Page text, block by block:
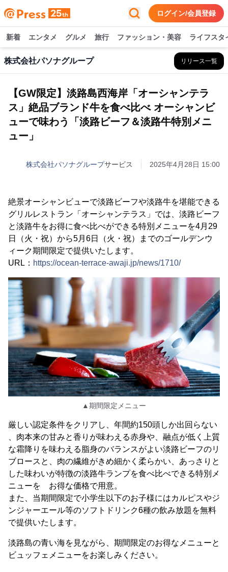
ログイン/会員登録
新着 エンタメ グルメ 旅行 ファッション・美容 ライフスタ
株式会社パソナグループ リリース一覧
【GW限定】淡路島西海岸「オーシャンテラ
ス」絶品ブランド牛を食べ比べ オーシャンビ
ューで味わう「淡路ビーフ＆淡路牛特別メニ
ュー」
株式会社パソナグループサービス 2025年4月28日 15:00
絶景オーシャンビューで淡路ビーフや淡路牛を堪能できる
グリルレストラン「オーシャンテラス」では、淡路ビーフ
と淡路牛をお得に食べ比べができる特別メニューを4月29
日（火・祝）から5月6日（火・祝）までのゴールデンウ
ィーク期間限定で提供いたします。
URL： https://ocean-terrace-awaji.jp/news/1710/
▲期間限定メニュー
厳しい認定条件をクリアし、年間約150頭しか出回らない
、肉本来の甘みと香りが味わえる赤身や、融点が低く上質
な霜降りを味わえる脂身のバランスがよい淡路ビーフのリ
ブロースと、肉の繊維がきめ細かく柔らかい、あっさりと
した味わいが特徴の淡路牛ランプを食べ比べできる特別メ
ニューを お得な価格で用意。
また、当期間限定で小学生以下のお子様にはカルピスやジ
ンジャーエール等のソフトドリンク6種の飲み放題を無料
で提供いたします。
淡路島の青い海を見ながら、期間限定のお得なメニューと
ビュッフェメニューをお楽しみください。